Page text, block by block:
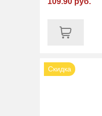
Скидка